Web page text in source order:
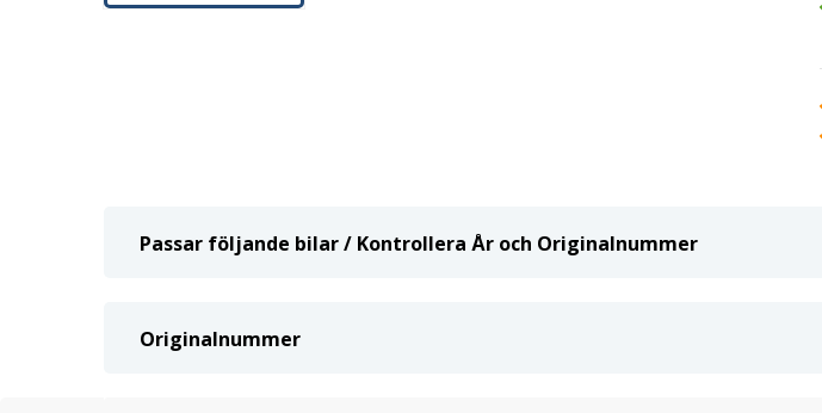
Passar följande bilar / Kontrollera År och Originalnummer
Originalnummer